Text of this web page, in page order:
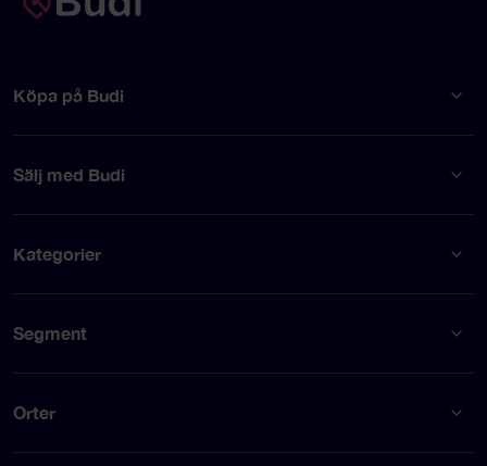
Köpa på Budi
Sälj med Budi
Kategorier
Segment
Orter